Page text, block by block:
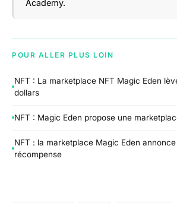
Academy.
POUR ALLER PLUS LOIN
NFT : La marketplace NFT Magic Eden
dollars
NFT : Magic Eden propose une
NFT : la marketplace Magic Eden
récompense